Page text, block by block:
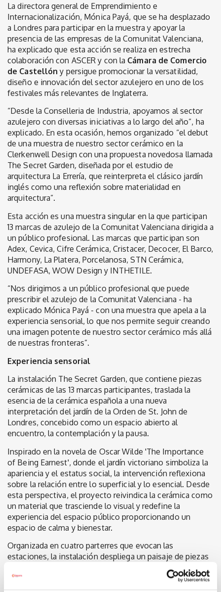
La directora general de Emprendimiento e
Internacionalización, Mónica Payá, que se ha desplazado
a Londres para participar en la muestra y apoyar la
presencia de las empresas de la Comunitat Valenciana,
ha explicado que esta acción se realiza en estrecha
colaboración con ASCER y con la Cámara de Comercio
de Castellón y persigue promocionar la versatilidad,
diseño e innovación del sector azulejero en uno de los
festivales más relevantes de Inglaterra.
“Desde la Conselleria de Industria, apoyamos al sector
azulejero con diversas iniciativas a lo largo del año”, ha
explicado. En esta ocasión, hemos organizado “el debut
de una muestra de nuestro sector cerámico en la
Clerkenwell Design con una propuesta novedosa llamada
The Secret Garden, diseñada por el estudio de
arquitectura La Errería, que reinterpreta el clásico jardín
inglés como una reflexión sobre materialidad en
arquitectura”.
Esta acción es una muestra singular en la que participan
13 marcas de azulejo de la Comunitat Valenciana dirigida a
un público profesional. Las marcas que participan son
Adex, Cevica, Cifre Cerámica, Cristacer, Decocer, El Barco,
Harmony, La Platera, Porcelanosa, STN Cerámica,
UNDEFASA, WOW Design y INTHETILE.
“Nos dirigimos a un público profesional que puede
prescribir el azulejo de la Comunitat Valenciana - ha
explicado Mónica Payá - con una muestra que apela a la
experiencia sensorial, lo que nos permite seguir creando
una imagen potente de nuestro sector cerámico más allá
de nuestras fronteras”.
Experiencia sensorial
La instalación The Secret Garden, que contiene piezas
cerámicas de las 13 marcas participantes, traslada la
esencia de la cerámica española a una nueva
interpretación del jardín de la Orden de St. John de
Londres, concebido como un espacio abierto al
encuentro, la contemplación y la pausa.
Inspirado en la novela de Oscar Wilde 'The Importance
of Being Earnest', donde el jardín victoriano simboliza la
apariencia y el estatus social, la intervención reflexiona
sobre la relación entre lo superficial y lo esencial. Desde
esta perspectiva, el proyecto reivindica la cerámica como
un material que trasciende lo visual y redefine la
experiencia del espacio público proporcionando un
espacio de calma y bienestar.
Organizada en cuatro parterres que evocan las
estaciones, la instalación despliega un paisaje de piezas
cerámicas en forma de tótems, mesas y asientos,
creando un recorrido sensorial que invita a los visitantes
a interactuar con el espacio. La cerámica actúa así como